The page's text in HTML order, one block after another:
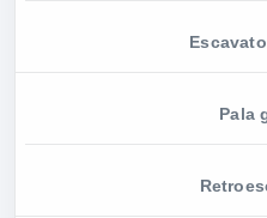
Pala